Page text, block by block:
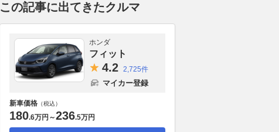
この記事に出てきたクルマ
ホンダ
フィット
4.2 2,725件
マイカー登録
新車価格 （税込）
180.6万円 ～236.5万円